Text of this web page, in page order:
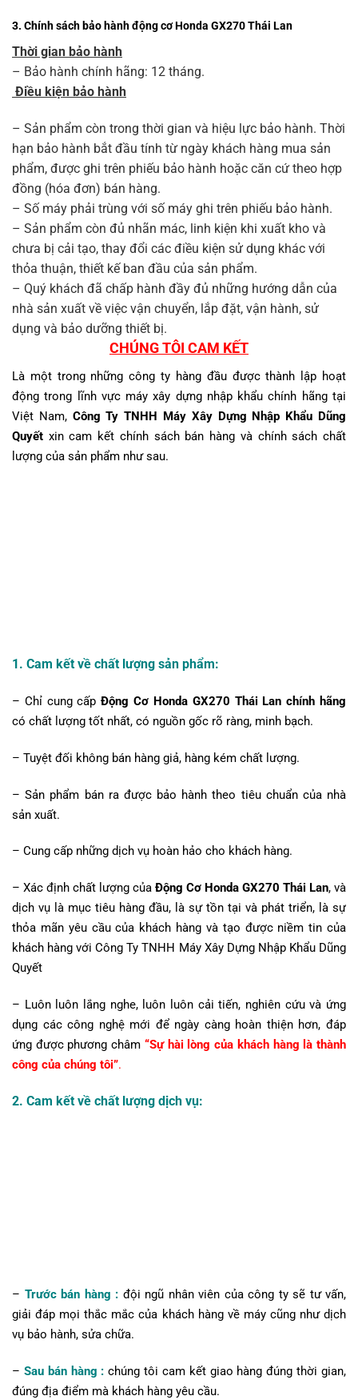
3. Chính sách bảo hànhđộng cơ Honda GX270 Thái Lan
Thời gian bảo hành
– Bảo hành chính hãng: 12 tháng.
Điều kiện bảo hành
– Sản phẩm còn trong thời gian và hiệu lực bảo hành. Thời
hạn bảo hành bắt đầu tính từ ngày khách hàng mua sản
phẩm, được ghi trên phiếu bảo hành hoặc căn cứ theo hợp
đồng (hóa đơn) bán hàng.
– Số máy phải trùng với số máy ghi trên phiếu bảo hành.
– Sản phẩm còn đủ nhãn mác, linh kiện khi xuất kho và
chưa bị cải tạo, thay đổi các điều kiện sử dụng khác với
thỏa thuận, thiết kế ban đầu của sản phẩm.
– Quý khách đã chấp hành đầy đủ những hướng dẫn của
nhà sản xuất về việc vận chuyển, lắp đặt, vận hành, sử
dụng và bảo dưỡng thiết bị.
CHÚNG TÔI CAM KẾT
Là một trong những công ty hàng đầu được thành lập hoạt
động trong lĩnh vực máy xây dựng nhập khẩu chính hãng tại
Việt Nam, Công Ty TNHH Máy Xây Dựng Nhập Khẩu Dũng
Quyết xin cam kết chính sách bán hàng và chính sách chất
lượng của sản phẩm như sau.
1. Cam kết về chất lượng sản phẩm:
– Chỉ cung cấp Động Cơ Honda GX270 Thái Lan chính hãng
có chất lượng tốt nhất, có nguồn gốc rõ ràng, minh bạch.
– Tuyệt đối không bán hàng giả, hàng kém chất lượng.
– Sản phẩm bán ra được bảo hành theo tiêu chuẩn của nhà
sản xuất.
– Cung cấp những dịch vụ hoàn hảo cho khách hàng.
– Xác định chất lượng của Động Cơ Honda GX270 Thái Lan, và
dịch vụ là mục tiêu hàng đầu, là sự tồn tại và phát triển, là sự
thỏa mãn yêu cầu của khách hàng và tạo được niềm tin của
khách hàng với Công Ty TNHH Máy Xây Dựng Nhập Khẩu Dũng
Quyết
– Luôn luôn lắng nghe, luôn luôn cải tiến, nghiên cứu và ứng
dụng các công nghệ mới để ngày càng hoàn thiện hơn, đáp
ứng được phương châm “Sự hài lòng của khách hàng là thành
công của chúng tôi”.
2. Cam kết về chất lượng dịch vụ:
– Trước bán hàng : đội ngũ nhân viên của công ty sẽ tư vấn,
giải đáp mọi thắc mắc của khách hàng về máy cũng như dịch
vụ bảo hành, sửa chữa.
– Sau bán hàng : chúng tôi cam kết giao hàng đúng thời gian,
đúng địa điểm mà khách hàng yêu cầu.